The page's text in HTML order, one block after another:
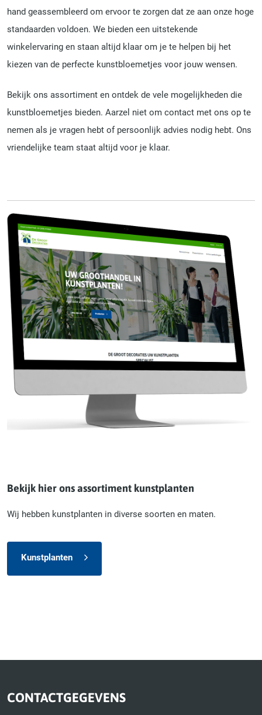
hand geassembleerd om ervoor te zorgen dat ze aan onze hoge
standaarden voldoen. We bieden een uitstekende
winkelervaring en staan altijd klaar om je te helpen bij het
kiezen van de perfecte kunstbloemetjes voor jouw wensen.
Bekijk ons assortiment en ontdek de vele mogelijkheden die
kunstbloemetjes bieden. Aarzel niet om contact met ons op te
nemen als je vragen hebt of persoonlijk advies nodig hebt. Ons
vriendelijke team staat altijd voor je klaar.
Bekijk hier ons assortiment kunstplanten
Wij hebben kunstplanten in diverse soorten en maten.
Kunstplanten
CONTACTGEGEVENS